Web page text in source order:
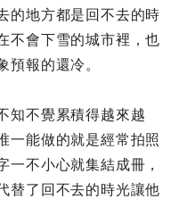
的地方都是回不去的時
不會下雪的城市裡，也
報的還冷。
知不覺累積得越來越
一能做的就是經常拍照
不小心就集結成冊，
替了回不去的時光讓他